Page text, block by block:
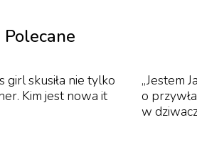
marki Dior, gdzie do
miesięcy później została
działań związanych z
Polecane
girl skusiła nie tylko
Kim jest nowa it
„Jestem
o
w